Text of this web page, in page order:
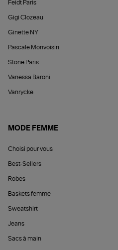
Feidt Paris
Gigi Clozeau
Ginette NY
Pascale Monvoisin
Stone Paris
Vanessa Baroni
Vanrycke
MODE FEMME
Choisi pour vous
Best-Sellers
Robes
Baskets femme
Sweatshirt
Jeans
Sacs à main